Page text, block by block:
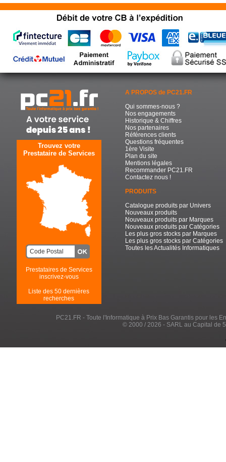
Trouvez votre
Prestataire de Services
Prestataires de Services
inscrivez-vous
Liste des 50 dernières
recherches
A PROPOS de PC21.FR
Qui sommes-nous ?
Nos engagements
Historique & Chiffres
Nos partenaires
Références clients
Questions fréquentes
1ère Visite
Plan du site
Mentions légales
Recommander PC21.FR
Contactez nous !
PRODUITS
Catalogue produits par Univers
Nouveaux produits
Nouveaux produits par Marques
Nouveaux produits par Catégories
Les plus gros stocks par Marques
Les plus gros stocks par Catégories
Toutes les Actualités Informatiques
PC21.FR - Toute l'Informatique à Prix Bas Garantis pour les
© 2000 / 2026 - SARL au Capital de